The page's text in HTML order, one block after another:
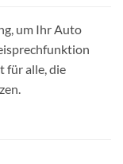
um Ihr Auto
für alle, die